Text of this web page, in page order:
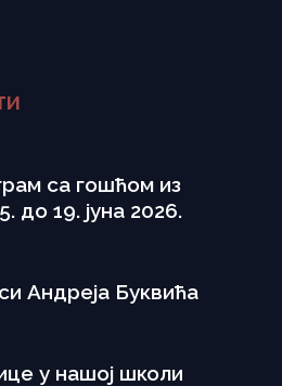
са гошћом из
до 19. јуна 2026.
Андреја Буквића
у нашој школи